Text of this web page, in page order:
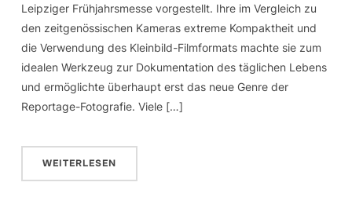
Leipziger Frühjahrsmesse vorgestellt. Ihre im Vergleich zu
den zeitgenössischen Kameras extreme Kompaktheit und
die Verwendung des Kleinbild-Filmformats machte sie zum
idealen Werkzeug zur Dokumentation des täglichen Lebens
und ermöglichte überhaupt erst das neue Genre der
Reportage-Fotografie. Viele […]
WEITERLESEN